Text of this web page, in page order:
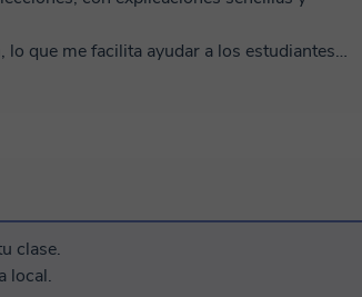
que me facilita ayudar a los estudiantes
claridad.
griega!
clase.
local.